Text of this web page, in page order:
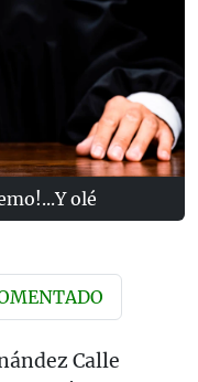
olé
Calle